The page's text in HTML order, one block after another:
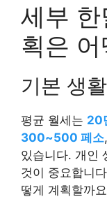
세부 한
획은
기본 생
평균 월세는 20
300~500 페소
있습니다. 개인
것이 중요합니
떻게 계획할까